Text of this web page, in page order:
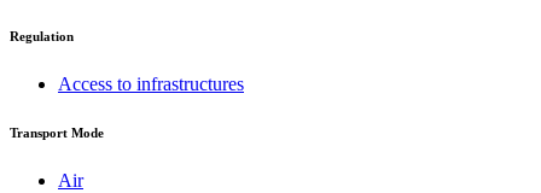
Regulation
Access to infrastructures
Transport Mode
Air